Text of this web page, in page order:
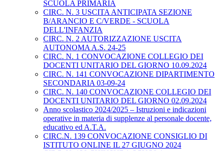
SCUOLA PRIMARIA
CIRC. N. 3 USCITA ANTICIPATA SEZIONE
B/ARANCIO E C/VERDE - SCUOLA
DELL'INFANZIA
CIRC. N. 2 AUTORIZZAZIONE USCITA
AUTONOMA A.S. 24-25
CIRC. N. 1 CONVOCAZIONE COLLEGIO DEI
DOCENTI UNITARIO DEL GIORNO 10.09.2024
CIRC. N. 141 CONVOCAZIONE DIPARTIMENTO
SECONDARIA 03-09-24
CIRC. N. 140 CONVOCAZIONE COLLEGIO DEI
DOCENTI UNITARIO DEL GIORNO 02.09.2024
Anno scolastico 2024/2025 – Istruzioni e indicazioni
operative in materia di supplenze al personale docente,
educativo ed A.T.A.
CIRC.N. 139 CONVOCAZIONE CONSIGLIO DI
ISTITUTO ONLINE IL 27 GIUGNO 2024